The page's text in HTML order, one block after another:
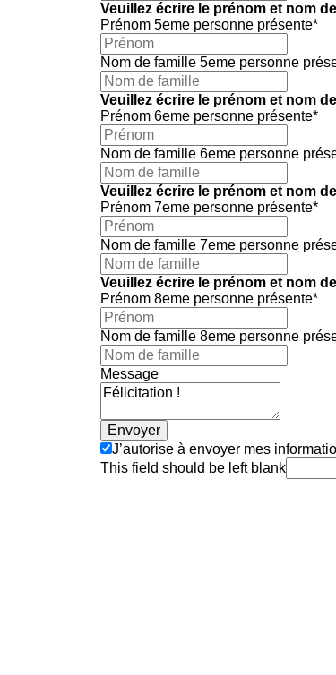
Veuillez écrire le prénom et nom
Prénom 5eme personne présente*
Nom de famille 5eme personne
Veuillez écrire le prénom et nom
Prénom 6eme personne présente*
Nom de famille 6eme personne
Veuillez écrire le prénom et nom
Prénom 7eme personne présente*
Nom de famille 7eme personne
Veuillez écrire le prénom et nom
Prénom 8eme personne présente*
Nom de famille 8eme personne
Message
Envoyer
J’autorise à envoyer mes
This field should be left blank